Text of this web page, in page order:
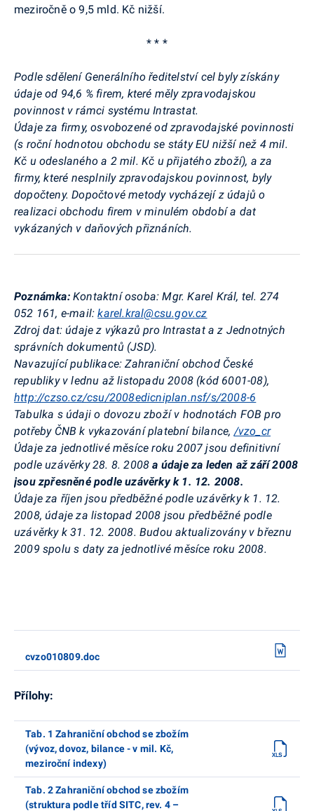
meziročně o 9,5 mld. Kč nižší.
* * *
Podle sdělení Generálního ředitelství cel byly získány
údaje od 94,6 % firem, které měly zpravodajskou
povinnost v rámci systému Intrastat.
Údaje za firmy, osvobozené od zpravodajské povinnosti
(s roční hodnotou obchodu se státy EU nižší než 4 mil.
Kč u odeslaného a 2 mil. Kč u přijatého zboží), a za
firmy, které nesplnily zpravodajskou povinnost, byly
dopočteny. Dopočtové metody vycházejí z údajů o
realizaci obchodu firem v minulém období a dat
vykázaných v daňových přiznáních.
Poznámka: Kontaktní osoba: Mgr. Karel Král, tel. 274
052 161, e-mail:karel.kral@csu.gov.cz
Zdroj dat: údaje z výkazů pro Intrastat a z Jednotných
správních dokumentů (JSD).
Navazující publikace: Zahraniční obchod České
republiky v lednu až listopadu 2008 (kód 6001-08),
http://czso.cz/csu/2008edicniplan.nsf/s/2008-6
Tabulka s údaji o dovozu zboží v hodnotách FOB pro
potřeby ČNB k vykazování platební bilance, /vzo_cr
Údaje za jednotlivé měsíce roku 2007 jsou definitivní
podle uzávěrky 28. 8. 2008 a údaje za leden až září 2008
jsou zpřesněné podle uzávěrky k 1. 12. 2008.
Údaje za říjen jsou předběžné podle uzávěrky k 1. 12.
2008, údaje za listopad 2008 jsou předběžné podle
uzávěrky k 31. 12. 2008. Budou aktualizovány v březnu
2009 spolu s daty za jednotlivé měsíce roku 2008.
cvzo010809.doc
Přílohy:
Tab. 1 Zahraniční obchod se zbožím
(vývoz, dovoz, bilance - v mil. Kč,
meziroční indexy)
Tab. 2 Zahraniční obchod se zbožím
(struktura podle tříd SITC, rev. 4 –